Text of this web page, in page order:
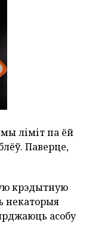
ліміт па ёй
Паверце,
крэдытную
некаторыя
асобу